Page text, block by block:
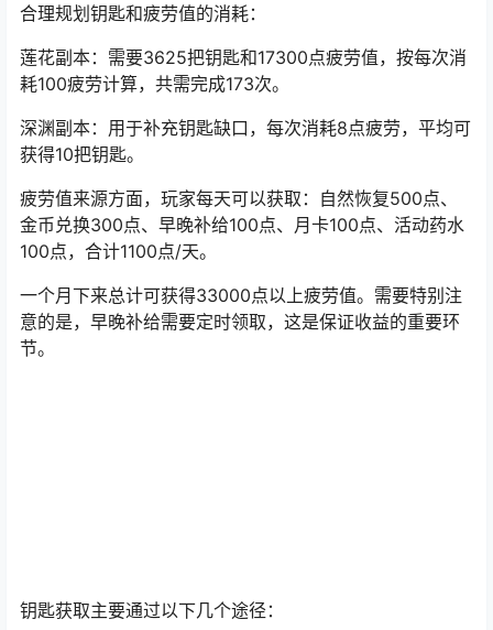
合理规划钥匙和疲劳值的消耗：
莲花副本：需要3625把钥匙和17300点疲劳值，按每次消
耗100疲劳计算，共需完成173次。
深渊副本：用于补充钥匙缺口，每次消耗8点疲劳，平均可
获得10把钥匙。
疲劳值来源方面，玩家每天可以获取：自然恢复500点、
金币兑换300点、早晚补给100点、月卡100点、活动药水
100点，合计1100点/天。
一个月下来总计可获得33000点以上疲劳值。需要特别注
意的是，早晚补给需要定时领取，这是保证收益的重要环
节。
钥匙获取主要通过以下几个途径：